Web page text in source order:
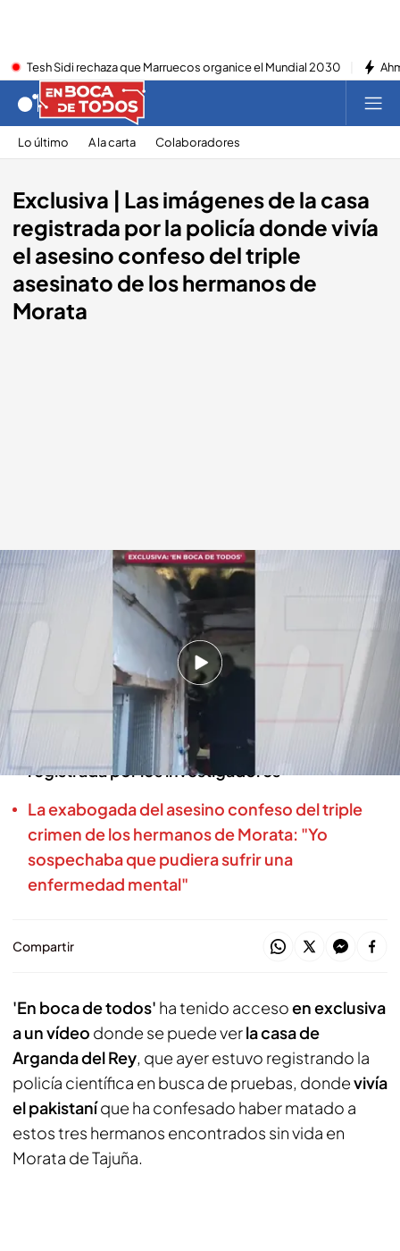
Tesh Sidi rechaza que Marruecos organice el Mundial 2030
Lo último A la carta Colaboradores
Exclusiva | Las imágenes de la casa
registrada por la policía donde vivía
el asesino confeso del triple
asesinato de los hermanos de
Morata
Las imágenes de la casa en la que vivía Dilawar Hussain cuatro.com
En boca de todos
23 ENE 2024 - 15:30h.
Así es la guarida del asesino confeso de Morata
de Tajuña
Las imágenes del interior de la vivienda,
registrada por los investigadores
La exabogada del asesino confeso del triple
crimen de los hermanos de Morata: "Yo
sospechaba que pudiera sufrir una
enfermedad mental"
Compartir
'En boca de todos' ha tenido accesoen exclusiva
a un vídeo donde se puede verla casa de
Arganda del Rey, que ayer estuvo registrando la
policía científica en busca de pruebas, dondevivía
el pakistaníque ha confesado haber matado a
estos tres hermanos encontrados sin vida en
Morata de Tajuña.